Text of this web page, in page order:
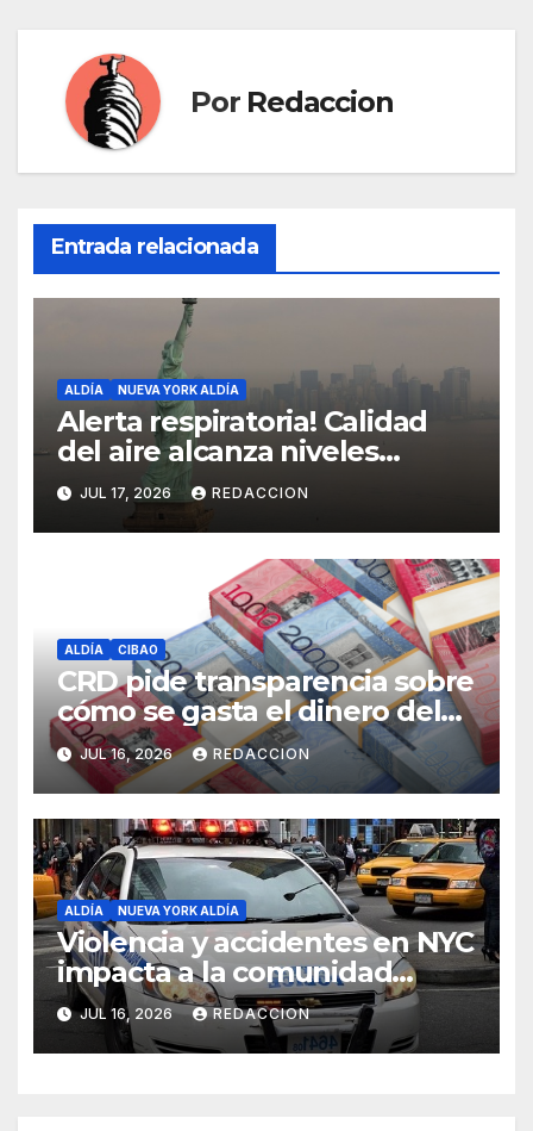
Por Redaccion
Entrada relacionada
ALDÍA NUEVA YORK ALDÍA
Alerta respiratoria! Calidad
del aire alcanza niveles
peligrosos en NYC
JUL 17, 2026 REDACCION
ALDÍA CIBAO
CRD pide transparencia sobre
cómo se gasta el dinero del
Seguro Familiar de Salud
JUL 16, 2026 REDACCION
ALDÍA NUEVA YORK ALDÍA
Violencia y accidentes en NYC
impacta a la comunidad
dominicana
JUL 16, 2026 REDACCION